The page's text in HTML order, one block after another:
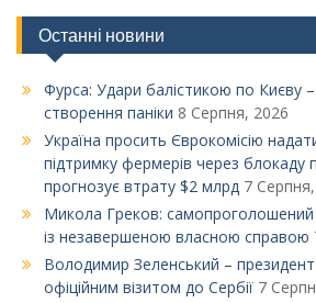
Останні новини
Фурса: Удари балістикою по Києву
створення паніки 8 Серпня, 2026
Україна просить Єврокомісію
підтримку фермерів через блокаду
прогнозує втрату $2 млрд 7
Микола Греков:
із незавершеною власною справою
Володимир Зеленський –
офіційним візитом до Сербії 7